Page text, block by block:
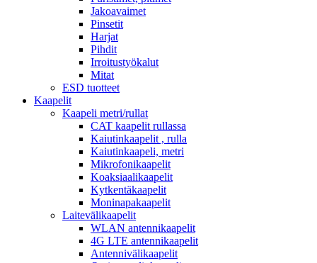
Jakoavaimet
Pinsetit
Harjat
Pihdit
Irroitustyökalut
Mitat
ESD tuotteet
Kaapelit
Kaapeli metri/rullat
CAT kaapelit rullassa
Kaiutinkaapelit , rulla
Kaiutinkaapeli, metri
Mikrofonikaapelit
Koaksiaalikaapelit
Kytkentäkaapelit
Moninapakaapelit
Laitevälikaapelit
WLAN antennikaapelit
4G LTE antennikaapelit
Antennivälikaapelit